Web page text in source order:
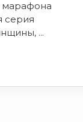
марафона
серия
...